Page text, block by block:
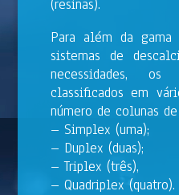
(resinas).
Para além da gama
sistemas de
necessidades,
classificados em
número de colunas
– Simplex (uma);
– Duplex (duas);
– Triplex (três),
– Quadriplex (quatro).